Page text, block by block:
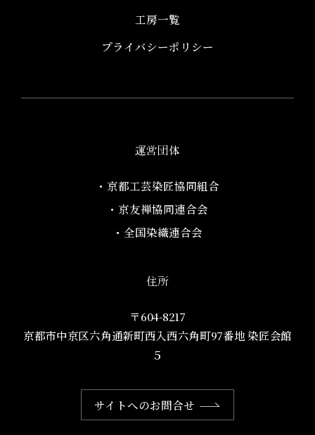
工房一覧
プライバシーポリシー
運営団体
・京都工芸染匠協同組合​
・京友禅協同連合会
・全国染織連合会
住所
〒604-8217
京都市中京区六角通新町西入西六角町97番地​ 染匠会館
５
サイトへのお問合せ